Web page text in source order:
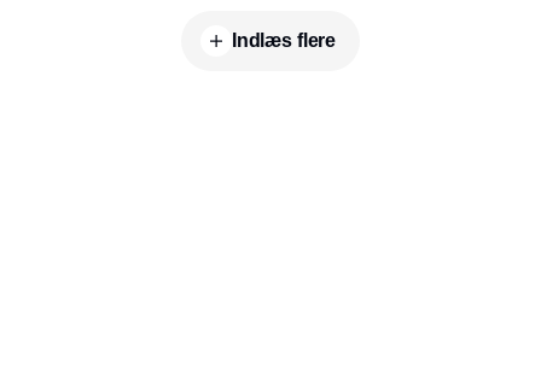
Indlæs flere